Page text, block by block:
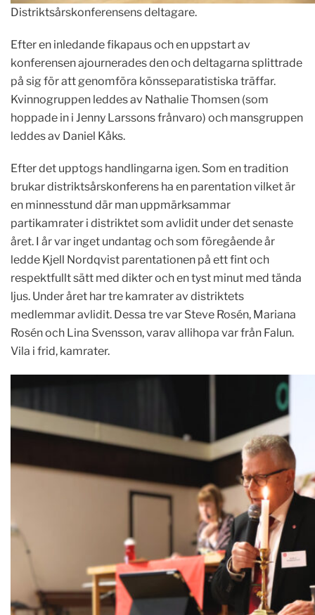
Distriktsårskonferensens deltagare.
Efter en inledande fikapaus och en uppstart av
konferensen ajournerades den och deltagarna splittrade
på sig för att genomföra könsseparatistiska träffar.
Kvinnogruppen leddes av Nathalie Thomsen (som
hoppade in i Jenny Larssons frånvaro) och mansgruppen
leddes av Daniel Kåks.
Efter det upptogs handlingarna igen. Som en tradition
brukar distriktsårskonferens ha en parentation vilket är
en minnesstund där man uppmärksammar
partikamrater i distriktet som avlidit under det senaste
året. I år var inget undantag och som föregående år
ledde Kjell Nordqvist parentationen på ett fint och
respektfullt sätt med dikter och en tyst minut med tända
ljus. Under året har tre kamrater av distriktets
medlemmar avlidit. Dessa tre var Steve Rosén, Mariana
Rosén och Lina Svensson, varav allihopa var från Falun.
Vila i frid, kamrater.